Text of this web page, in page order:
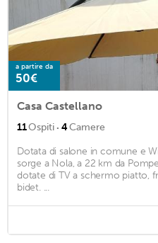
a partire da
50€
Casa Castellano
11Ospiti · 4Camere
Dotata di salone in comune e
sorge a Nola, a 22 km da
dotate di TV a schermo piatto,
bidet. ...